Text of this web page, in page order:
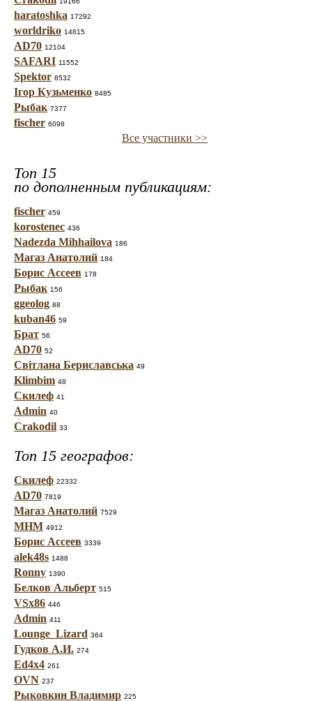
haratoshka 17292
worldriko 14815
AD70 12104
SAFARI 11552
Spektor 8532
Ігор Кузьменко 8485
Рыбак 7377
fischer 6098
Все участники >>
Топ 15
по дополненным публикациям:
fischer 459
korostenec 436
Nadezda Mihhailova 186
Магаз Анатолий 184
Борис Ассеев 178
Рыбак 156
ggeolog 88
kuban46 59
Брат 56
AD70 52
Світлана Бериславська 49
Klimbim 48
Скилеф 41
Admin 40
Crakodil 33
Топ 15 географов:
Скилеф 22332
AD70 7819
Магаз Анатолий 7529
МНМ 4912
Борис Ассеев 3339
alek48s 1488
Ronny 1390
Белков Альберт 515
VSx86 446
Admin 411
Lounge_Lizard 364
Гудков А.И. 274
Ed4x4 261
OVN 237
Рыковкин Владимир 225